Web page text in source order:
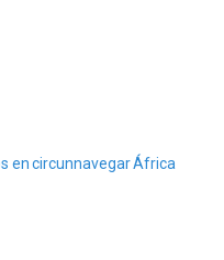
en circunnavegar África